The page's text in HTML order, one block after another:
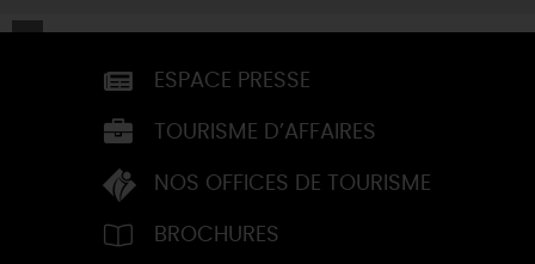
ESPACE PRESSE
TOURISME D’AFFAIRES
NOS OFFICES DE TOURISME
BROCHURES